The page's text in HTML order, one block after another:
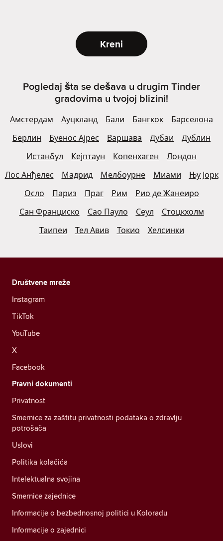
Kreni
Pogledaj šta se dešava u drugim Tinder
gradovima u tvojoj blizini!
Амстердам Ауцкланд Бали Бангкок
Барселона
Берлин
Буенос Ајрес Варшава Дубаи
Дублин
Истанбул
Кејптаун Копенхаген
Лондон
Лос Анђелес
Мадрид Мелбоурне Миами
Њу Јорк
Осло
Париз Праг Рим
Рио де Жанеиро
Сан Франциско
Сао Пауло Сеул
Стоцкхолм
Таипеи
Тел Авив Токио Хелсинки
Društvene mreže
Instagram
TikTok
YouTube
X
Facebook
Pravni dokumenti
Privatnost
Smernice za zaštitu privatnosti podataka o zdravlju
potrošača
Uslovi
Politika kolačića
Intelektualna svojina
Smernice zajednice
Informacije o bezbednosnoj politici u Koloradu
Informacije o zajednici